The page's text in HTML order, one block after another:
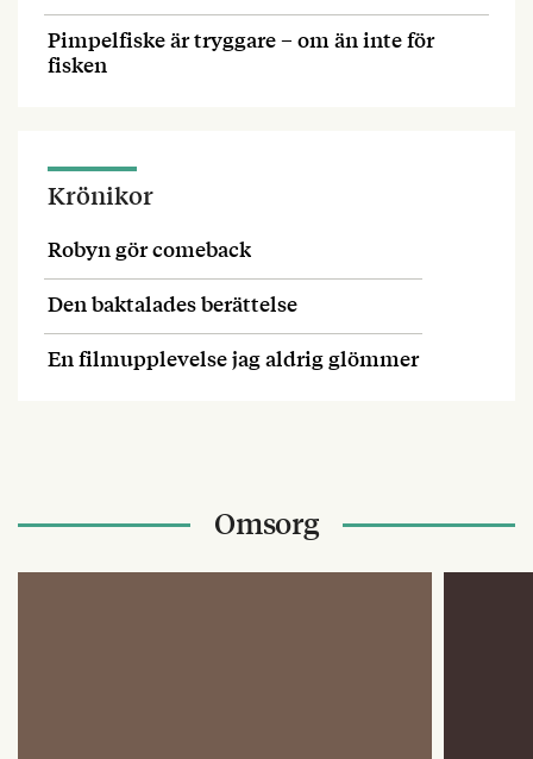
Pimpelfiske är tryggare – om än inte för
fisken
Krönikor
Robyn gör comeback
Den baktalades berättelse
En filmupplevelse jag aldrig glömmer
Omsorg